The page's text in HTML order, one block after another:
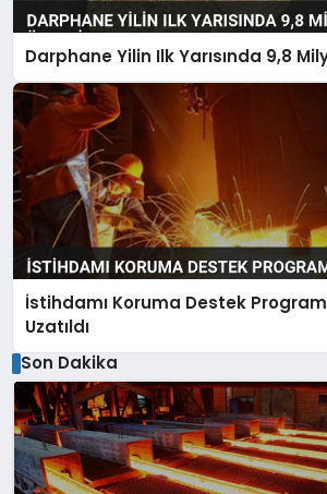
Darphane Yilin Ilk Yarısında 9,8
İstihdamı Koruma Destek
Uzatıldı
Son Dakika